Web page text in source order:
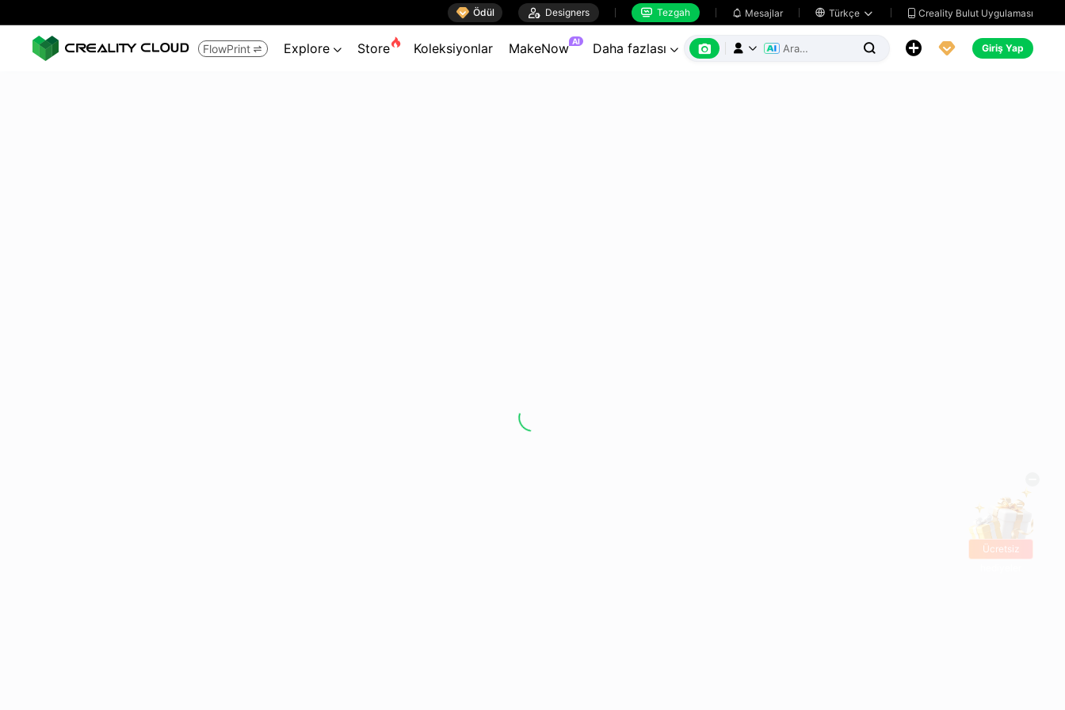
 Ödül  Designers  Tezgah  Mesajlar  Türkçe   Creality Bulut Uygulaması
FlowPrint  Explore  Store Koleksiyonlar MakeNow AI Daha fazlası        Giriş Yap
Ücretsiz